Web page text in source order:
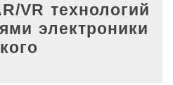
VR технологий
электроники